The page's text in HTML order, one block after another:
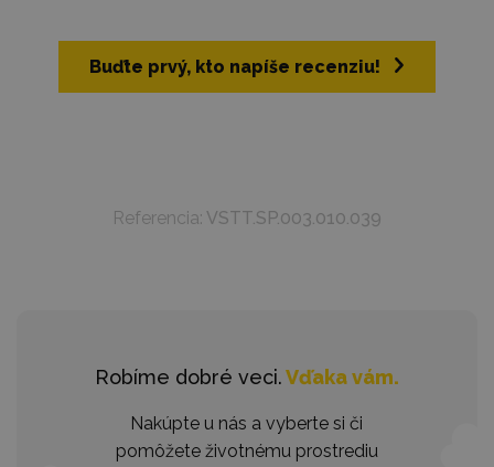
Buďte prvý, kto napíše recenziu!
Referencia: VSTT.SP.003.010.039
Robíme dobré veci.Vďaka vám.
Nakúpte u nás a vyberte si či
pomôžete životnému prostrediu